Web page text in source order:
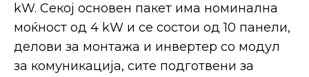
kW. Секој основен пакет има номинална
моќност од 4 kW и се состои од 10 панели,
делови за монтажа и инвертер со модул
за комуникација, сите подготвени за